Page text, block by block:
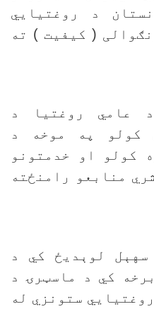
د روغتيايي
( کيفيت ) ته
روغتيا د
په موخه د
او خدمتونو
منابعو رامنځته
لوېديځ کي د
کي د ماسټرۍ د
ستونزي له